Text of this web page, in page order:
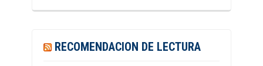
RECOMENDACION DE LECTURA